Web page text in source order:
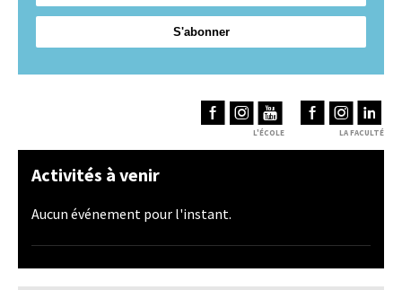
LA FACULTÉ
L'ÉCOLE
Activités à venir
Aucun événement pour l'instant.